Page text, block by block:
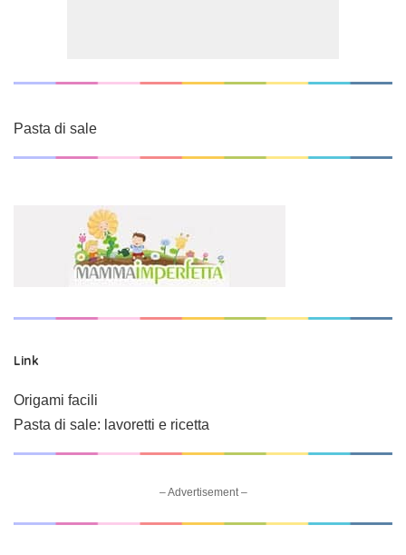
Pasta di sale
Link
Origami facili
Pasta di sale: lavoretti e ricetta
– Advertisement –